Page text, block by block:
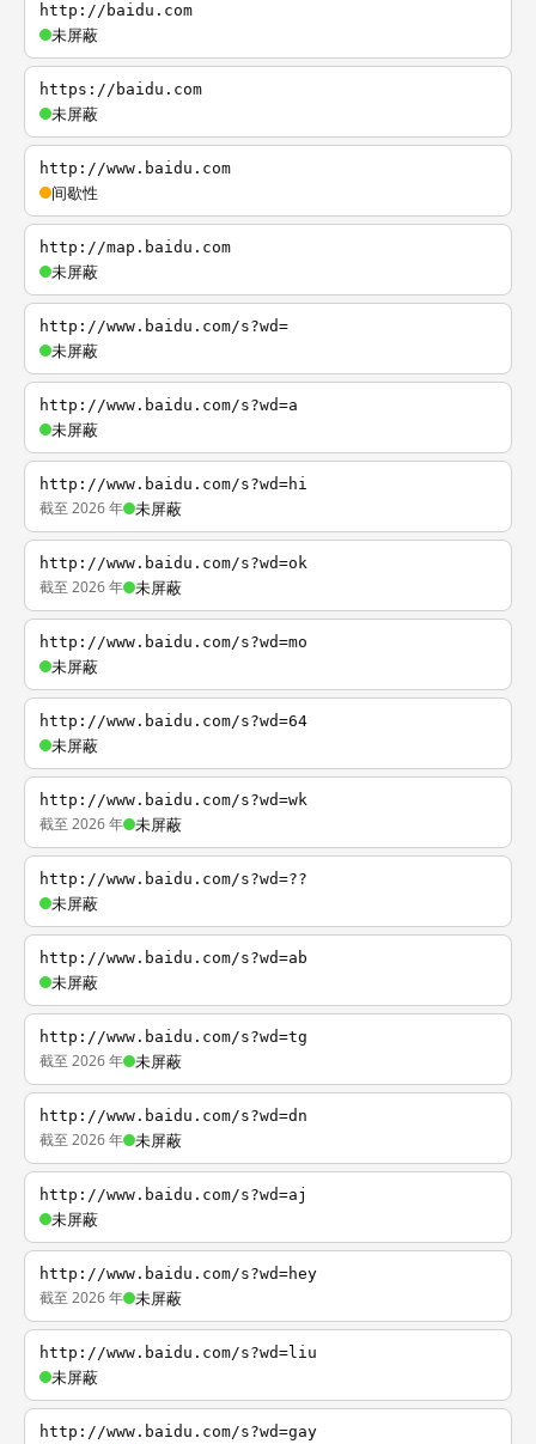
http://baidu.com
未屏蔽
https://baidu.com
未屏蔽
http://www.baidu.com
间歇性
http://map.baidu.com
未屏蔽
http://www.baidu.com/s?wd=
未屏蔽
http://www.baidu.com/s?wd=a
未屏蔽
http://www.baidu.com/s?wd=hi
截至 2026 年 未屏蔽
http://www.baidu.com/s?wd=ok
截至 2026 年 未屏蔽
http://www.baidu.com/s?wd=mo
未屏蔽
http://www.baidu.com/s?wd=64
未屏蔽
http://www.baidu.com/s?wd=wk
截至 2026 年 未屏蔽
http://www.baidu.com/s?wd=??
未屏蔽
http://www.baidu.com/s?wd=ab
未屏蔽
http://www.baidu.com/s?wd=tg
截至 2026 年 未屏蔽
http://www.baidu.com/s?wd=dn
截至 2026 年 未屏蔽
http://www.baidu.com/s?wd=aj
未屏蔽
http://www.baidu.com/s?wd=hey
截至 2026 年 未屏蔽
http://www.baidu.com/s?wd=liu
未屏蔽
http://www.baidu.com/s?wd=gay